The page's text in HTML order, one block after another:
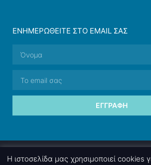
ΕΝΗΜΕΡΩΘΕΊΤΕ ΣΤΟ EMAIL ΣΑΣ
ΕΓΓΡΑΦΉ
Η ιστοσελίδα μας χρησιμοποιεί cookies